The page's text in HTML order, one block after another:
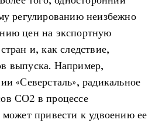
регулированию неизбежно
цен на экспортную
и, как следствие,
выпуска. Например,
«Северсталь», радикальное
СО2 в процессе
может привести к удвоению ее